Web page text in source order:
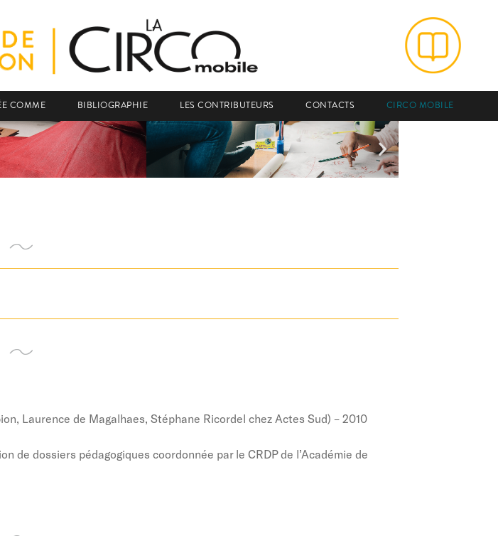
COMME BIBLIOGRAPHIE LES CONTRIBUTEURS CONTACTS CIRCO MOBILE
Laurence de Magalhaes, Stéphane Ricordel chez Actes Sud) – 2010
de dossiers pédagogiques coordonnée par le CRDP de l’Académie de